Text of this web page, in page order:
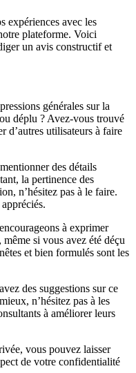
expériences avec les
plateforme. Voici
un avis constructif et
générales sur la
déplu ? Avez-vous trouvé
d’autres utilisateurs à faire
des détails
la pertinence des
n’hésitez pas à le faire.
à exprimer
si vous avez été déçu
et bien formulés sont les
des suggestions sur ce
n’hésitez pas à les
à améliorer leurs
vous pouvez laisser
de votre confidentialité